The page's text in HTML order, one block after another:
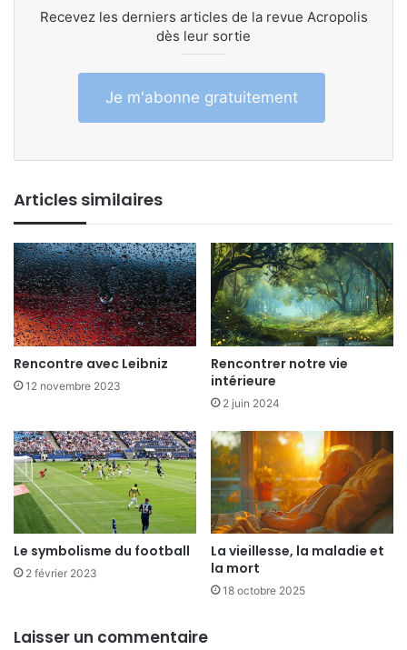
Recevez les derniers articles de la revue Acropolis
dès leur sortie
Je m'abonne gratuitement
Articles similaires
Rencontre avec Leibniz
12 novembre 2023
Rencontrer notre vie
intérieure
2 juin 2024
Le symbolisme du football
2 février 2023
La vieillesse, la maladie et
la mort
18 octobre 2025
Laisser un commentaire